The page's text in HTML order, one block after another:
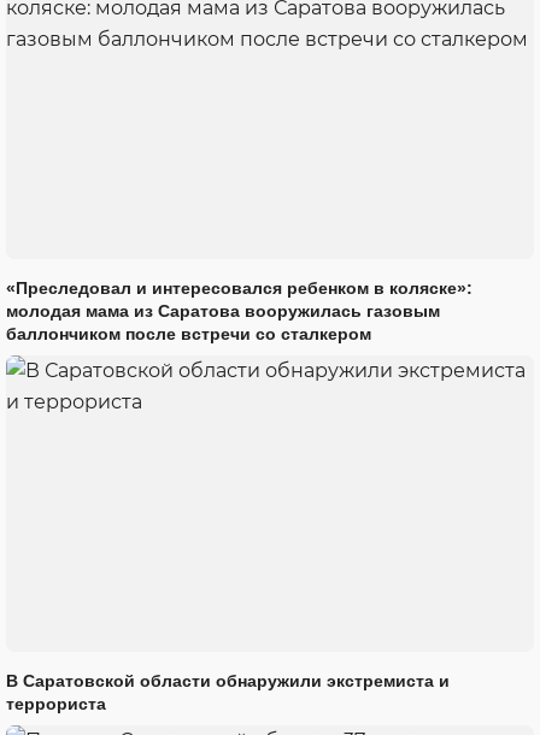
«Преследовал и интересовался ребенком в коляске»:
молодая мама из Саратова вооружилась газовым
баллончиком после встречи со сталкером
В Саратовской области обнаружили экстремиста и
террориста